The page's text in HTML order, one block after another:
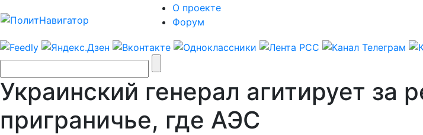
О проекте
Форум
Украинский генерал агитирует за
приграничье, где АЭС